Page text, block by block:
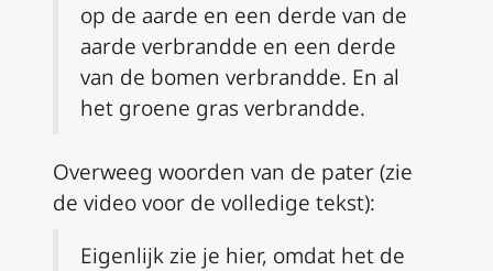
op de aarde en een derde van de
aarde verbrandde en een derde
van de bomen verbrandde. En al
het groene gras verbrandde.
Overweeg woorden van de pater (zie
de video voor de volledige tekst):
Eigenlijk zie je hier, omdat het de